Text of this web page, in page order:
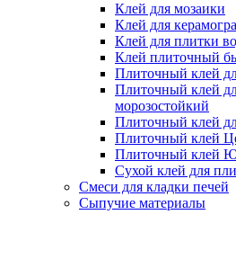
Клей для мозаики
Клей для
Клей для плитки
Клей плиточный
Плиточный клей
Плиточный клей
морозостойкий
Плиточный клей
Плиточный клей
Плиточный клей
Сухой клей для
Смеси для кладки печей
Сыпучие материалы